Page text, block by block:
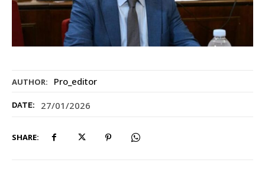
AUTHOR: Pro_editor
DATE: 27/01/2026
SHARE: